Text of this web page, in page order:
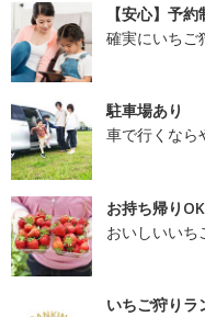
【安心】予約
確実にいちご
駐車場あり
車で行くなら
お持ち帰りOK
おいしいいち
いちご狩りラ